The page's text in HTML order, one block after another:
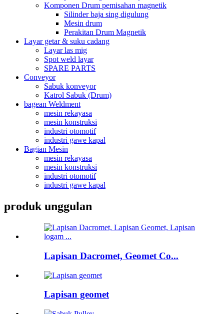
Komponen Drum pemisahan magnetik
Silinder baja sing digulung
Mesin drum
Perakitan Drum Magnetik
Layar getar & suku cadang
Layar las mig
Spot weld layar
SPARE PARTS
Conveyor
Sabuk konveyor
Katrol Sabuk (Drum)
bagean Weldment
mesin rekayasa
mesin konstruksi
industri otomotif
industri gawe kapal
Bagian Mesin
mesin rekayasa
mesin konstruksi
industri otomotif
industri gawe kapal
produk unggulan
Lapisan Dacromet, Geomet Co...
Lapisan geomet